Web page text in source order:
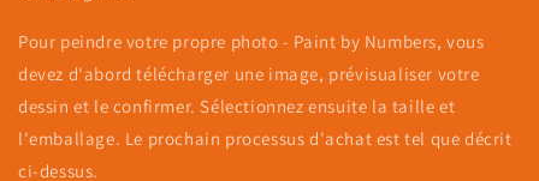
Pour peindre votre propre photo - Paint by Numbers, vous
devez d'abord télécharger une image, prévisualiser votre
dessin et le confirmer. Sélectionnez ensuite la taille et
l'emballage. Le prochain processus d'achat est tel que décrit
ci-dessus.